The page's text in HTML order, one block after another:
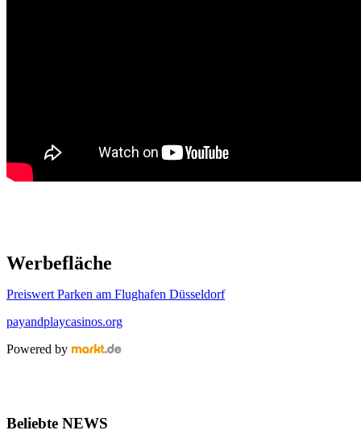
Werbefläche
Preiswert Parken am Flughafen Düsseldorf
payandplaycasinos.org
Powered by
Beliebte NEWS